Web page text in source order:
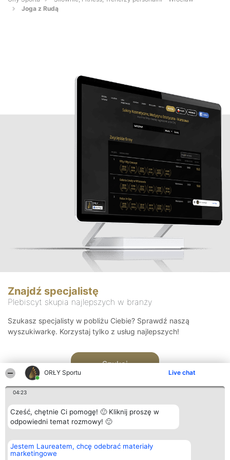
ORŁY Sportu Live chat
04:23
Cześć, chętnie Ci pomogę! 🙂 Kliknij proszę w
odpowiedni temat rozmowy! 🙂
Jestem Laureatem, chcę odebrać materiały
marketingowe
Joga z Rudą
Znajdź specjalistę
Plebiscyt skupia najlepszych w branży
Szukasz specjalisty w pobliżu Ciebie? Sprawdź naszą
wyszukiwarkę. Korzystaj tylko z usług najlepszych!
Szukaj
Organizator plebiscytu
Bright Side Solutions sp. z o.
o. sp. k.
Plebiscyt
Laureaci
Kontakt
Kontakt